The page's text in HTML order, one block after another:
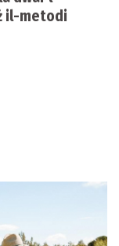
il-metodi